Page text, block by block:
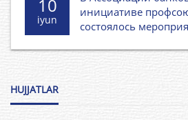
10
iyun
инициативе
состоялось
HUJJATLAR